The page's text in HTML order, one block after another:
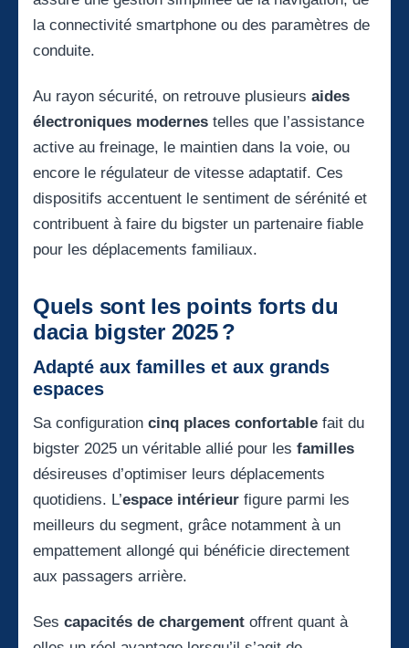
la connectivité smartphone ou des paramètres de
conduite.
Au rayon sécurité, on retrouve plusieurs aides
électroniques modernes telles que l’assistance
active au freinage, le maintien dans la voie, ou
encore le régulateur de vitesse adaptatif. Ces
dispositifs accentuent le sentiment de sérénité et
contribuent à faire du bigster un partenaire fiable
pour les déplacements familiaux.
Quels sont les points forts du
dacia bigster 2025 ?
Adapté aux familles et aux grands
espaces
Sa configuration cinq places confortable fait du
bigster 2025 un véritable allié pour les familles
désireuses d’optimiser leurs déplacements
quotidiens. L’espace intérieur figure parmi les
meilleurs du segment, grâce notamment à un
empattement allongé qui bénéficie directement
aux passagers arrière.
Ses capacités de chargement offrent quant à